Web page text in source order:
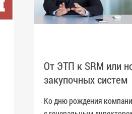
От ЭТП к SRM или
закупочных систем
Ко дню рождения